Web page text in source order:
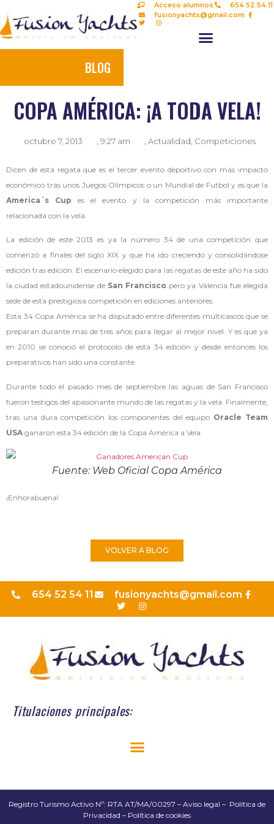
Acceso alumnos
654 52 54 11
fusionyachts@gmail.com
BLOG
COPA AMÉRICA: ¡A TODA VELA!
octubre 7, 2013 9:27 am Actualidad Competiciones
Dicen de esta regata que es el tercer evento deportivo con más impacto
económico tras unos Juegos Olímpicos o un Mundial de Futbol y es que la
America´s Cup es el evento y la competición más importante
relacionada con la vela.
La edición de este 2013 es ya la número 34 de una competición que
comenzó a finales del siglo XIX y que ha ido creciendo y consolidándose
edición tras edición. El escenario elegido para las regatas de este año ha sido
la ciudad estadounidense de San Francisco pero ya Valencia fue elegida
sede de esta prestigiosa competición en ediciones anteriores.
Esta 34 Copa América se ha disputado entre diferentes multicascos que se
preparan durante más de tres años para llegar al mejor nivel. Y es que ya
en 2010 se conoció el protocolo de esta 34 edición y desde entonces los
preparativos han sido una constante.
Durante todo el pasado mes de septiembre las aguas de San Francisco
fueron testigos del apasionante mundo de las regatas y la vela. Finalmente,
tras una dura competición los componentes del equipo Oracle Team
USA ganaron esta 34 edición de la Copa América a Vela.
Fuente: Web Oficial Copa América
¡Enhorabuena!
VOLVER A BLOG
654 52 54 11 fusionyachts@gmail.com
Titulaciones principales:
Registro Turismo Activo Nº: RTA AT/MA/00297 – Aviso legal – Política de
Privacidad – Política de cookies